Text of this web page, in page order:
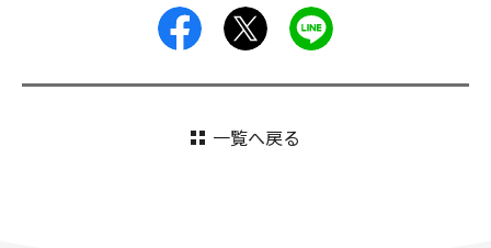
facebook
一覧へ戻る